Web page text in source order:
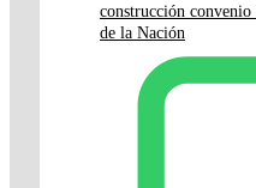
construcción
de la Nación